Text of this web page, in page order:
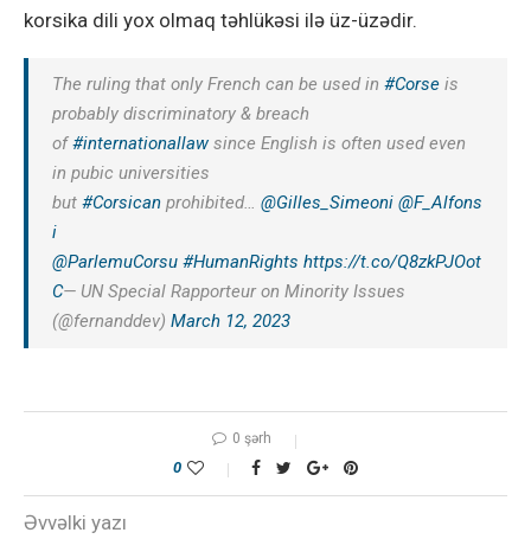
korsika dili yox olmaq təhlükəsi ilə üz-üzədir.
The ruling that only French can be used in #Corse is
probably discriminatory & breach
of#internationallaw since English is often used even
in pubic universities
but #Corsican prohibited… @Gilles_Simeoni @F_Alfons
i
@ParlemuCorsu #HumanRights https://t.co/Q8zkPJOot
C— UN Special Rapporteur on Minority Issues
(@fernanddev) March 12, 2023
0 şərh
0
Əvvəlki yazı